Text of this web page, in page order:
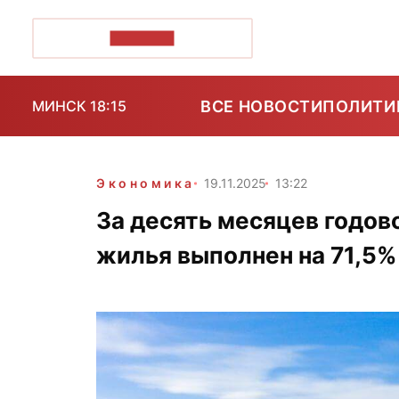
МИНСК 18:15 ВСЕ НОВОСТИ
Экономика 19.11.2025 13:22
За десять месяцев
жилья выполнен на 71,5%